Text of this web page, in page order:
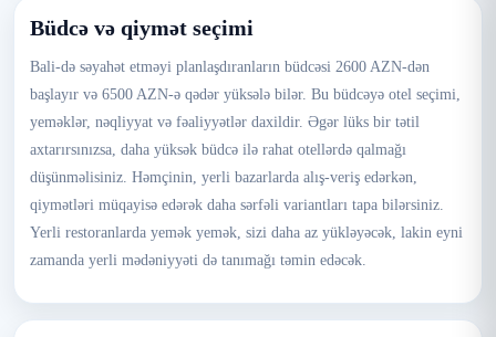
Büdcə və qiymət seçimi
Bali-də səyahət etməyi planlaşdıranların büdcəsi 2600 AZN-dən
başlayır və 6500 AZN-ə qədər yüksələ bilər. Bu büdcəyə otel seçimi,
yeməklər, nəqliyyat və fəaliyyətlər daxildir. Əgər lüks bir tətil
axtarırsınızsa, daha yüksək büdcə ilə rahat otellərdə qalmağı
düşünməlisiniz. Həmçinin, yerli bazarlarda alış-veriş edərkən,
qiymətləri müqayisə edərək daha sərfəli variantları tapa bilərsiniz.
Yerli restoranlarda yemək yemək, sizi daha az yükləyəcək, lakin eyni
zamanda yerli mədəniyyəti də tanımağı təmin edəcək.